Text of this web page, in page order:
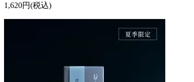
1,620円(税込)